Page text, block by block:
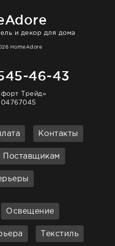
и декор для дома
HomeAdore
46-43
Трейд»
Контакты
Поставщикам
Освещение
Текстиль